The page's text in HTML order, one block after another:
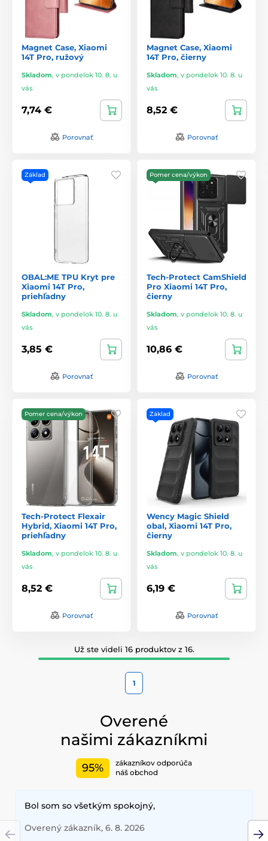
Magnet Case, Xiaomi
14T Pro, ružový
Skladom, v pondelok 10. 8. u
vás
7,74 €
Porovnať
Magnet Case, Xiaomi
14T Pro, čierny
Skladom, v pondelok 10. 8. u
vás
8,52 €
Porovnať
Základ
OBAL:ME TPU Kryt pre
Xiaomi 14T Pro,
priehľadny
Skladom, v pondelok 10. 8. u
vás
3,85 €
Porovnať
Pomer cena/výkon
Tech-Protect CamShield
Pro Xiaomi 14T Pro,
čierny
Skladom, v pondelok 10. 8. u
vás
10,86 €
Porovnať
Pomer cena/výkon
Tech-Protect Flexair
Hybrid, Xiaomi 14T Pro,
priehľadny
Skladom, v pondelok 10. 8. u
vás
8,52 €
Porovnať
Základ
Wency Magic Shield
obal, Xiaomi 14T Pro,
čierny
Skladom, v pondelok 10. 8. u
vás
6,19 €
Porovnať
Už ste videli 16 produktov z 16.
1
Overené
našimi zákazníkmi
95%
zákazníkov odporúča
náš obchod
Bol som so všetkým spokojný,
Overený zákazník, 6. 8. 2026